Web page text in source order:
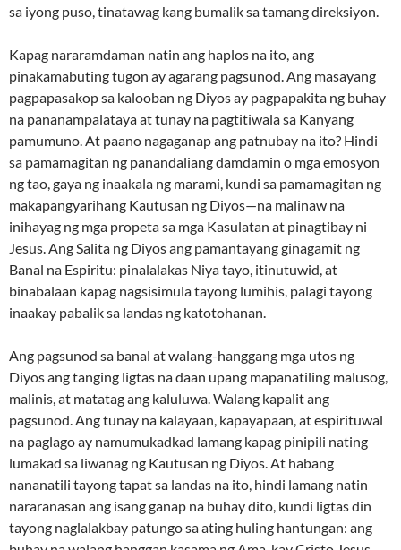
sa iyong puso, tinatawag kang bumalik sa tamang direksiyon.
Kapag nararamdaman natin ang haplos na ito, ang
pinakamabuting tugon ay agarang pagsunod. Ang masayang
pagpapasakop sa kalooban ng Diyos ay pagpapakita ng buhay
na pananampalataya at tunay na pagtitiwala sa Kanyang
pamumuno. At paano nagaganap ang patnubay na ito? Hindi
sa pamamagitan ng panandaliang damdamin o mga emosyon
ng tao, gaya ng inaakala ng marami, kundi sa pamamagitan ng
makapangyarihang Kautusan ng Diyos—na malinaw na
inihayag ng mga propeta sa mga Kasulatan at pinagtibay ni
Jesus. Ang Salita ng Diyos ang pamantayang ginagamit ng
Banal na Espiritu: pinalalakas Niya tayo, itinutuwid, at
binabalaan kapag nagsisimula tayong lumihis, palagi tayong
inaakay pabalik sa landas ng katotohanan.
Ang pagsunod sa banal at walang-hanggang mga utos ng
Diyos ang tanging ligtas na daan upang mapanatiling malusog,
malinis, at matatag ang kaluluwa. Walang kapalit ang
pagsunod. Ang tunay na kalayaan, kapayapaan, at espirituwal
na paglago ay namumukadkad lamang kapag pinipili nating
lumakad sa liwanag ng Kautusan ng Diyos. At habang
nananatili tayong tapat sa landas na ito, hindi lamang natin
nararanasan ang isang ganap na buhay dito, kundi ligtas din
tayong naglalakbay patungo sa ating huling hantungan: ang